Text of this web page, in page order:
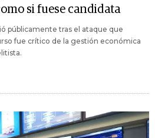
si fuese candidata
públicamente tras el ataque que
fue crítico de la gestión económica